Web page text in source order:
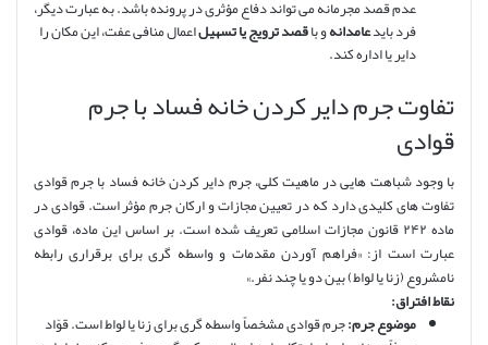
عدم قصد مجرمانه می تواند دفاع مؤثری در پرونده باشد. به عبارت دیگر،
فرد بایدعامدانهو باقصد ترویج یا تسهیلاعمال منافی عفت، این مکان را
دایر یا اداره کند.
تفاوت جرم دایر کردن خانه فساد با جرم
قوادی
با وجود شباهت هایی در ماهیت کلی، جرم دایر کردن خانه فساد با جرم قوادی
تفاوت های کلیدی دارد که در تعیین مجازات و ارکان جرم مؤثر است. قوادی در
ماده ۲۴۲ قانون مجازات اسلامی تعریف شده است. بر اساس این ماده، قوادی
عبارت است از: «فراهم آوردن مقدمات و واسطه گری برای برقراری رابطه
نامشروع (زنا یا لواط) بین دو یا چند نفر.»
نقاط افتراق:
موضوع جرم:جرم قوادی مشخصاً واسطه گری برای زنا یا لواط است. قوّاد